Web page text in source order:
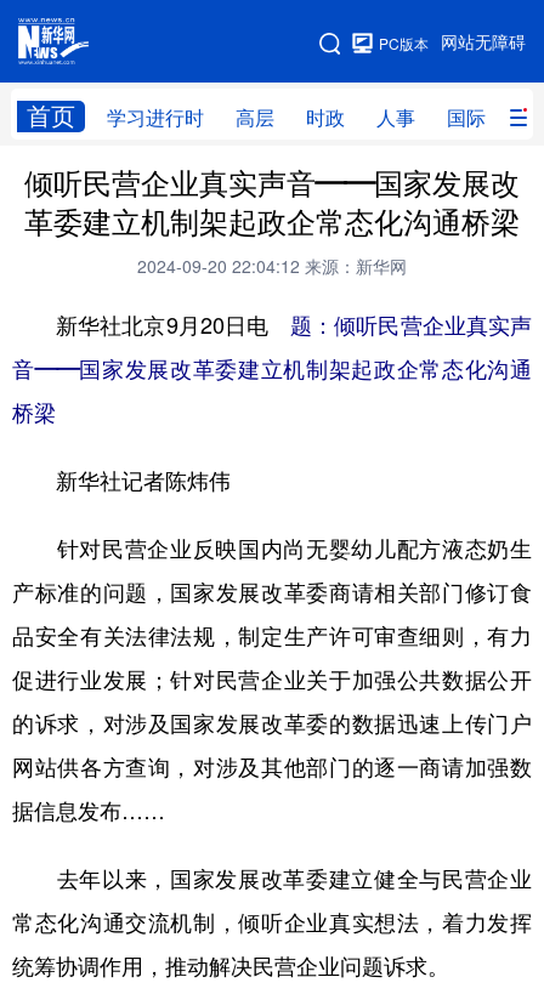
网站无障碍
PC版本
首页 学习进行时 高层 时政 人事 国际 财
网站地图
学习进行时 高层 时政 人事
国际 财经 网评 港澳
科技 科创 量子 体育
文化 书画 健康 军事
法律 中央文件
食品 人居 信息化 数字经济
学术中国 乡村振兴 银龄 溯源中国
城市 旅游 能源 会展
彩票 娱乐 时尚 悦读
地方频道
北京 天津 河北 山西
倾听民营企业真实声音——国家发展改
革委建立机制架起政企常态化沟通桥梁
2024-09-20 22:04:12 来源：新华网
新华社北京9月20日电 题：倾听民营企业真实声
音——国家发展改革委建立机制架起政企常态化沟通
桥梁
新华社记者陈炜伟
针对民营企业反映国内尚无婴幼儿配方液态奶生
产标准的问题，国家发展改革委商请相关部门修订食
品安全有关法律法规，制定生产许可审查细则，有力
促进行业发展；针对民营企业关于加强公共数据公开
的诉求，对涉及国家发展改革委的数据迅速上传门户
网站供各方查询，对涉及其他部门的逐一商请加强数
据信息发布……
去年以来，国家发展改革委建立健全与民营企业
常态化沟通交流机制，倾听企业真实想法，着力发挥
统筹协调作用，推动解决民营企业问题诉求。